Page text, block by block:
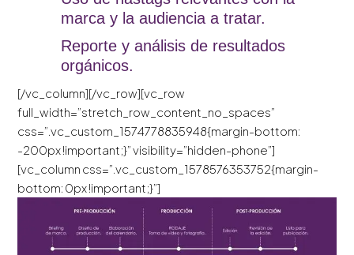
marca y la audiencia a tratar.
Reporte y análisis de resultados
orgánicos.
[/vc_column][/vc_row][vc_row
full_width=”stretch_row_content_no_spaces”
css=”.vc_custom_1574778835948{margin-bottom:
-200px !important;}” visibility=”hidden-phone”]
[vc_column css=”.vc_custom_1578576353752{margin-
bottom: 0px !important;}”]